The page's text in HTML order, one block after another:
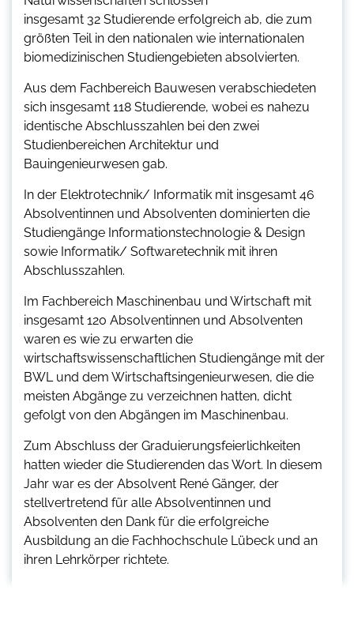
insgesamt 32 Studierende erfolgreich ab, die zum
größten Teil in den nationalen wie internationalen
biomedizinischen Studiengebieten absolvierten.
Aus dem Fachbereich Bauwesen verabschiedeten
sich insgesamt 118 Studierende, wobei es nahezu
identische Abschlusszahlen bei den zwei
Studienbereichen Architektur und
Bauingenieurwesen gab.
In der Elektrotechnik/ Informatik mit insgesamt 46
Absolventinnen und Absolventen dominierten die
Studiengänge Informationstechnologie & Design
sowie Informatik/ Softwaretechnik mit ihren
Abschlusszahlen.
Im Fachbereich Maschinenbau und Wirtschaft mit
insgesamt 120 Absolventinnen und Absolventen
waren es wie zu erwarten die
wirtschaftswissenschaftlichen Studiengänge mit der
BWL und dem Wirtschaftsingenieurwesen, die die
meisten Abgänge zu verzeichnen hatten, dicht
gefolgt von den Abgängen im Maschinenbau.
Zum Abschluss der Graduierungsfeierlichkeiten
hatten wieder die Studierenden das Wort. In diesem
Jahr war es der Absolvent René Gänger, der
stellvertretend für alle Absolventinnen und
Absolventen den Dank für die erfolgreiche
Ausbildung an die Fachhochschule Lübeck und an
ihren Lehrkörper richtete.